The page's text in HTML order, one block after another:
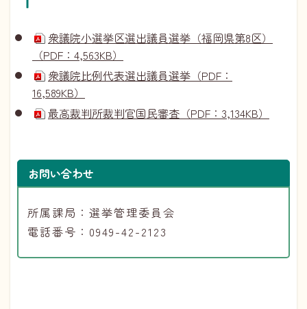
衆議院小選挙区選出議員選挙（福岡県第8区）
（PDF：4,563KB）
衆議院比例代表選出議員選挙（PDF：
16,589KB）
最高裁判所裁判官国民審査（PDF：3,134KB）
お問い合わせ
所属課局：選挙管理委員会
電話番号：0949-42-2123